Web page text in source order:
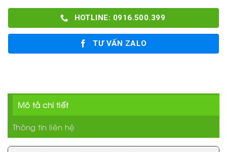
HOTLINE: 0916.500.399
TƯ VẤN ZALO
Mô tả chi tiết
Thông tin liên hệ